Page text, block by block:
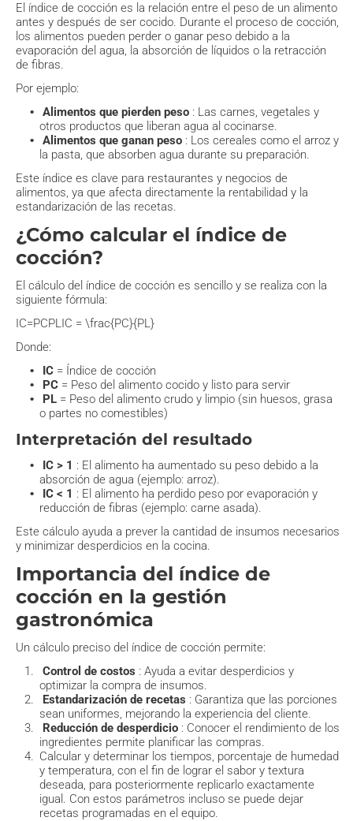
El índice de cocción es la relación entre el peso de un alimento
antes y después de ser cocido. Durante el proceso de cocción,
los alimentos pueden perder o ganar peso debido a la
evaporación del agua, la absorción de líquidos o la retracción
de fibras.
Por ejemplo:
Alimentos que pierden peso : Las carnes, vegetales y
otros productos que liberan agua al cocinarse.
Alimentos que ganan peso : Los cereales como el arroz y
la pasta, que absorben agua durante su preparación.
Este índice es clave para restaurantes y negocios de
alimentos, ya que afecta directamente la rentabilidad y la
estandarización de las recetas.
¿Cómo calcular el índice de
cocción?
El cálculo del índice de cocción es sencillo y se realiza con la
siguiente fórmula:
IC=PCPLIC = \frac{PC}{PL}
Donde:
IC = Índice de cocción
PC = Peso del alimento cocido y listo para servir
PL = Peso del alimento crudo y limpio (sin huesos, grasa
o partes no comestibles)
Interpretación del resultado
IC > 1 : El alimento ha aumentado su peso debido a la
absorción de agua (ejemplo: arroz).
IC < 1 : El alimento ha perdido peso por evaporación y
reducción de fibras (ejemplo: carne asada).
Este cálculo ayuda a prever la cantidad de insumos necesarios
y minimizar desperdicios en la cocina.
Importancia del índice de
cocción en la gestión
gastronómica
Un cálculo preciso del índice de cocción permite:
Control de costos : Ayuda a evitar desperdicios y
optimizar la compra de insumos.
Estandarización de recetas : Garantiza que las porciones
sean uniformes, mejorando la experiencia del cliente.
Reducción de desperdicio : Conocer el rendimiento de los
ingredientes permite planificar las compras.
Calcular y determinar los tiempos, porcentaje de humedad
y temperatura, con el fin de lograr el sabor y textura
deseada, para posteriormente replicarlo exactamente
igual. Con estos parámetros incluso se puede dejar
recetas programadas en el equipo.